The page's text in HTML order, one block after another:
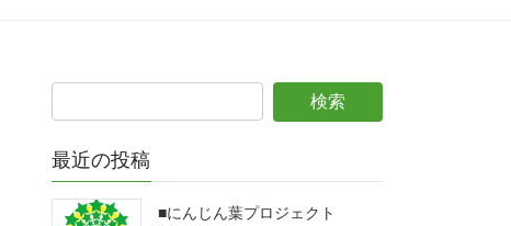
最近の投稿
■にんじん葉プロジェクト